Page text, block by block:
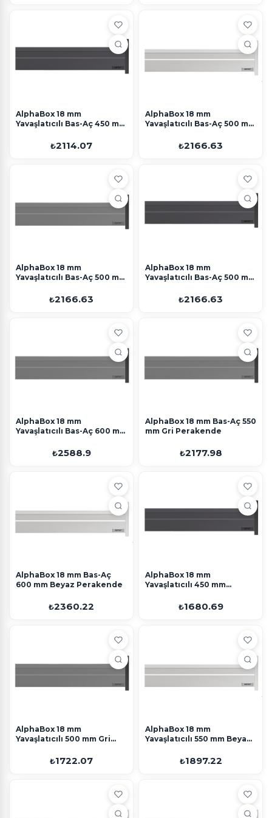
AlphaBox 18 mm
Yavaşlatıcılı Bas-Aç 450 mm
₺2114.07
AlphaBox 18 mm
Yavaşlatıcılı Bas-Aç 500 mm
₺2166.63
AlphaBox 18 mm
Yavaşlatıcılı Bas-Aç 500 mm
₺2166.63
AlphaBox 18 mm
Yavaşlatıcılı Bas-Aç 500 mm
₺2166.63
AlphaBox 18 mm
Yavaşlatıcılı Bas-Aç 600 mm
₺2588.9
AlphaBox 18 mm Bas-Aç 550
mm Gri Perakende
₺2177.98
AlphaBox 18 mm Bas-Aç
600 mm Beyaz Perakende
₺2360.22
AlphaBox 18 mm
Yavaşlatıcılı 450 mm
₺1680.69
AlphaBox 18 mm
Yavaşlatıcılı 500 mm Gri
₺1722.07
AlphaBox 18 mm
Yavaşlatıcılı 550 mm Beyaz
₺1897.22